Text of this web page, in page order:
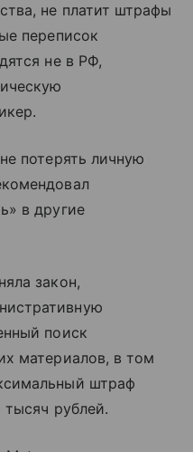
не платит штрафы
переписок
не в РФ,
потерять личную
в другие
закон,
поиск
материалов, в том
штраф
тысяч рублей.